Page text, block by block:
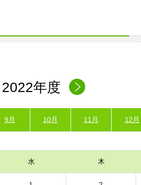
2022年度
9月 10月 11月 12月
水 木